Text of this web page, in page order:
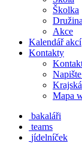
Školka
Družina
Akce
Kalendář akcí
Kontakty
Mapa
bakaláři
teams
jídelníček